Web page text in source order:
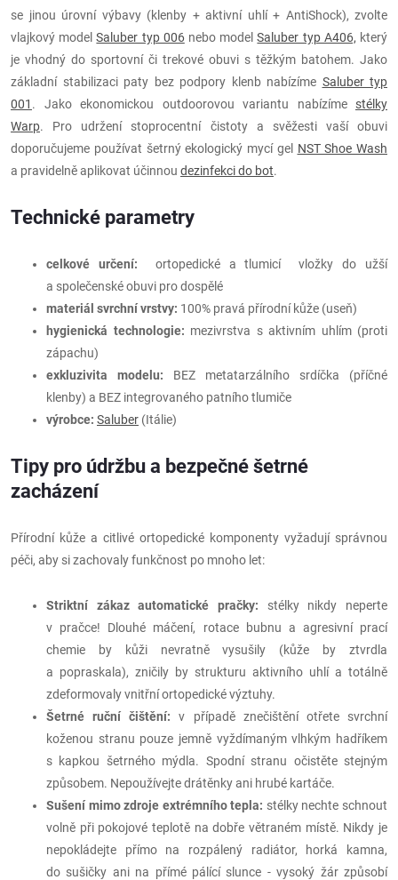
se jinou úrovní výbavy (klenby + aktivní uhlí + AntiShock), zvolte
vlajkový modelSaluber typ 006nebo modelSaluber typ A406, který
je vhodný do sportovní či trekové obuvi s těžkým batohem. Jako
základní stabilizaci paty bez podpory klenb nabízíme Saluber typ
001 . Jako ekonomickou outdoorovou variantu nabízíme stélky
Warp. Pro udržení stoprocentní čistoty a svěžesti vaší obuvi
doporučujeme používat šetrný ekologický mycí gel NST Shoe Wash
a pravidelně aplikovat účinnou dezinfekci do bot.
Technické parametry
celkové určení:
ortopedické a tlumicí vložky do užší
a společenské obuvi pro dospělé
materiál svrchní vrstvy: 100% pravá přírodní kůže (useň)
hygienická technologie: mezivrstva s aktivním uhlím (proti
zápachu)
exkluzivita modelu: BEZ metatarzálního srdíčka (příčné
klenby) a BEZ integrovaného patního tlumiče
výrobce: Saluber (Itálie)
Tipy pro údržbu a bezpečné šetrné
zacházení
Přírodní kůže a citlivé ortopedické komponenty vyžadují správnou
péči, aby si zachovaly funkčnost po mnoho let:
Striktní zákaz automatické pračky: stélky nikdy neperte
v pračce! Dlouhé máčení, rotace bubnu a agresivní prací
chemie by kůži nevratně vysušily (kůže by ztvrdla
a popraskala), zničily by strukturu aktivního uhlí a totálně
zdeformovaly vnitřní ortopedické výztuhy.
Šetrné ruční čištění: v případě znečištění otřete svrchní
koženou stranu pouze jemně vyždímaným vlhkým hadříkem
s kapkou šetrného mýdla. Spodní stranu očistěte stejným
způsobem. Nepoužívejte drátěnky ani hrubé kartáče.
Sušení mimo zdroje extrémního tepla: stélky nechte schnout
volně při pokojové teplotě na dobře větraném místě. Nikdy je
nepokládejte přímo na rozpálený radiátor, horká kamna,
do sušičky ani na přímé pálící slunce - vysoký žár způsobí